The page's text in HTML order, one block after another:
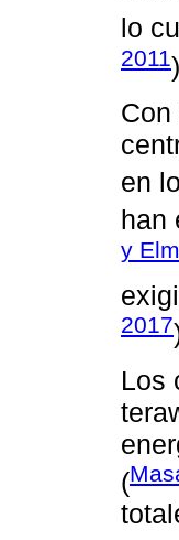
lo
2011
en
han
y
2017
Los
(